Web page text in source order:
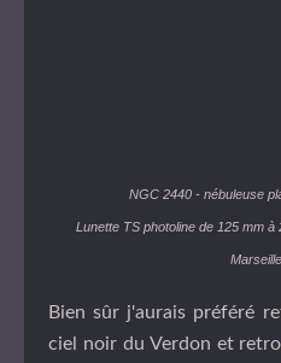
NGC 2440 - nébuleuse
Lunette TS photoline de 125 mm
Bien sûr j'aurais préféré
ciel noir du Verdon et